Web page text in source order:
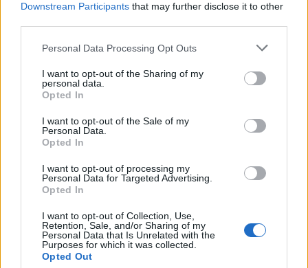
Downstream Participants that may further disclose it to other
Please note that this website/app uses one or more Google
not limited to your visit or usage behaviour. You may click to
grant or deny consent to Google and its third-party tags to
use your data for below specified purposes in below Google
consent section.
Personal Data Processing Opt Outs
I want to opt-out of the Sharing of my
personal data.
Opted In
I want to opt-out of the Sale of my
Personal Data.
Opted In
I want to opt-out of processing my
Personal Data for Targeted Advertising.
Opted In
I want to opt-out of Collection, Use,
Retention, Sale, and/or Sharing of my
Personal Data that Is Unrelated with the
Purposes for which it was collected.
Opted Out
A tejszínt keverjük el a tojásokkal, reszeljünk bele
sajtot, majd ezt is sózzuk, borsozzuk. Merőkanál
segítségével a masszát töltsük egyenletesen a
töltelék tetejére. Villával kicsit nyúljunk bele, hogy a